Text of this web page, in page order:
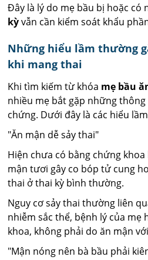
Đây là lý do mẹ bầu bị hoặc có
kỳvẫn cần kiểm soát khẩu
Những hiểu lầm thường
khi mang thai
Khi tìm kiếm từ khóa mẹ bầu
nhiều mẹ bắt gặp những
chứng. Dưới đây là các hiểu
"Ăn mận dễ sảy thai"
Hiện chưa có bằng chứng
mận tươi gây co bóp tử cung
thai ở thai kỳ bình thường.
Nguy cơ sảy thai thường liên
nhiễm sắc thể, bệnh lý của mẹ
khoa, không phải do ăn mận
"Mận nóng nên bà bầu phải